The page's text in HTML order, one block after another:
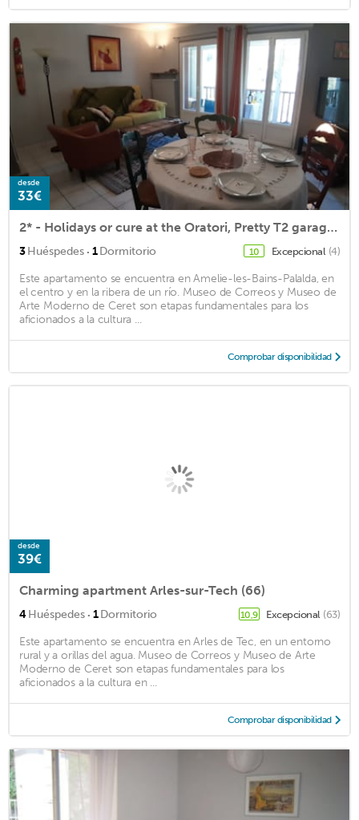
desde
33€
2* - Holidays or cure at the Oratori, Pretty T2 garage and parking
3Huéspedes · 1Dormitorio 10 Excepcional (4)
Este apartamento se encuentra en Amelie-les-Bains-Palalda, en
el centro y en la ribera de un río. Museo de Correos y Museo de
Arte Moderno de Ceret son etapas fundamentales para los
aficionados a la cultura ...
Comprobar disponibilidad
desde
39€
Charming apartment Arles-sur-Tech (66)
4Huéspedes · 1Dormitorio 10,9 Excepcional (63)
Este apartamento se encuentra en Arles de Tec, en un entorno
rural y a orillas del agua. Museo de Correos y Museo de Arte
Moderno de Ceret son etapas fundamentales para los
aficionados a la cultura en ...
Comprobar disponibilidad